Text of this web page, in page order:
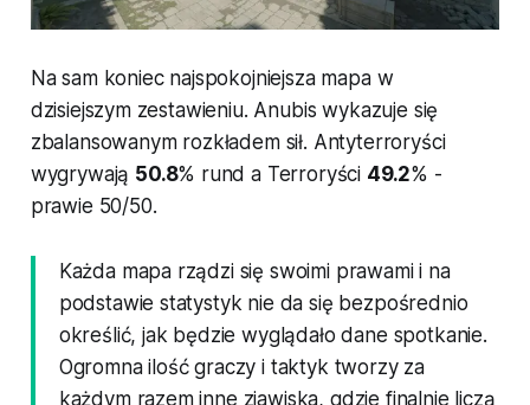
Na sam koniec najspokojniejsza mapa w
dzisiejszym zestawieniu. Anubis wykazuje się
zbalansowanym rozkładem sił. Antyterroryści
wygrywają 50.8% rund a Terroryści 49.2% -
prawie 50/50.
Każda mapa rządzi się swoimi prawami i na
podstawie statystyk nie da się bezpośrednio
określić, jak będzie wyglądało dane spotkanie.
Ogromna ilość graczy i taktyk tworzy za
każdym razem inne zjawiska, gdzie finalnie liczą